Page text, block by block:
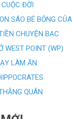
ĐỜI
SÁO BÉ BỎNG CỦA
CHUYỆN BẠC
WEST POINT (WP)
LÀM ĂN
QUÂN